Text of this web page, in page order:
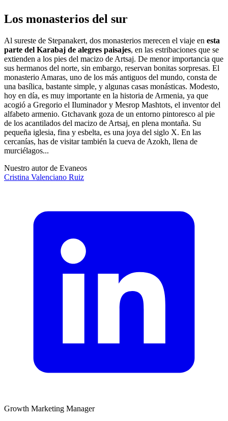
Los monasterios del sur
Al sureste de Stepanakert, dos monasterios merecen el viaje en esta
parte del Karabaj de alegres paisajes, en las estribaciones que se
extienden a los pies del macizo de Artsaj. De menor importancia que
sus hermanos del norte, sin embargo, reservan bonitas sorpresas. El
monasterio Amaras, uno de los más antiguos del mundo, consta de
una basílica, bastante simple, y algunas casas monásticas. Modesto,
hoy en día, es muy importante en la historia de Armenia, ya que
acogió a Gregorio el Iluminador y Mesrop Mashtots, el inventor del
alfabeto armenio. Gtchavank goza de un entorno pintoresco al pie
de los acantilados del macizo de Artsaj, en plena montaña. Su
pequeña iglesia, fina y esbelta, es una joya del siglo X. En las
cercanías, has de visitar también la cueva de Azokh, llena de
murciélagos...
Nuestro autor de Evaneos
Cristina Valenciano Ruiz
Growth Marketing Manager